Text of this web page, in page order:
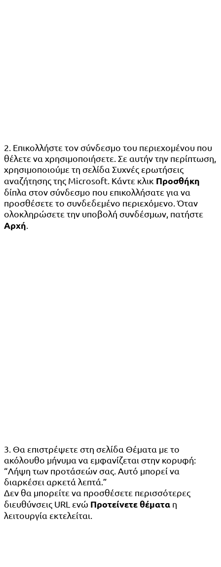
2. Επικολλήστε τον σύνδεσμο του περιεχομένου που
θέλετε να χρησιμοποιήσετε. Σε αυτήν την περίπτωση,
χρησιμοποιούμε τη σελίδα Συχνές ερωτήσεις
αναζήτησης της Microsoft. Κάντε κλικ Προσθήκη
δίπλα στον σύνδεσμο που επικολλήσατε για να
προσθέσετε το συνδεδεμένο περιεχόμενο. Όταν
ολοκληρώσετε την υποβολή συνδέσμων, πατήστε
Αρχή
3. Θα επιστρέψετε στη σελίδα Θέματα με το
ακόλουθο μήνυμα να εμφανίζεται στην κορυφή:
“Λήψη των προτάσεών σας. Αυτό μπορεί να
διαρκέσει αρκετά λεπτά.”
Δεν θα μπορείτε να προσθέσετε περισσότερες
διευθύνσεις URL ενώ Προτείνετε θέματα η
λειτουργία εκτελείται.